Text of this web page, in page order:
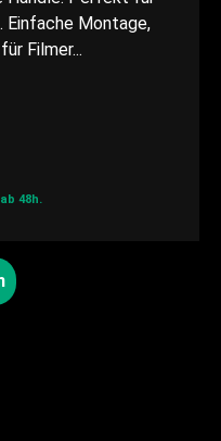
Einfache Montage,
Filmer...
48h.